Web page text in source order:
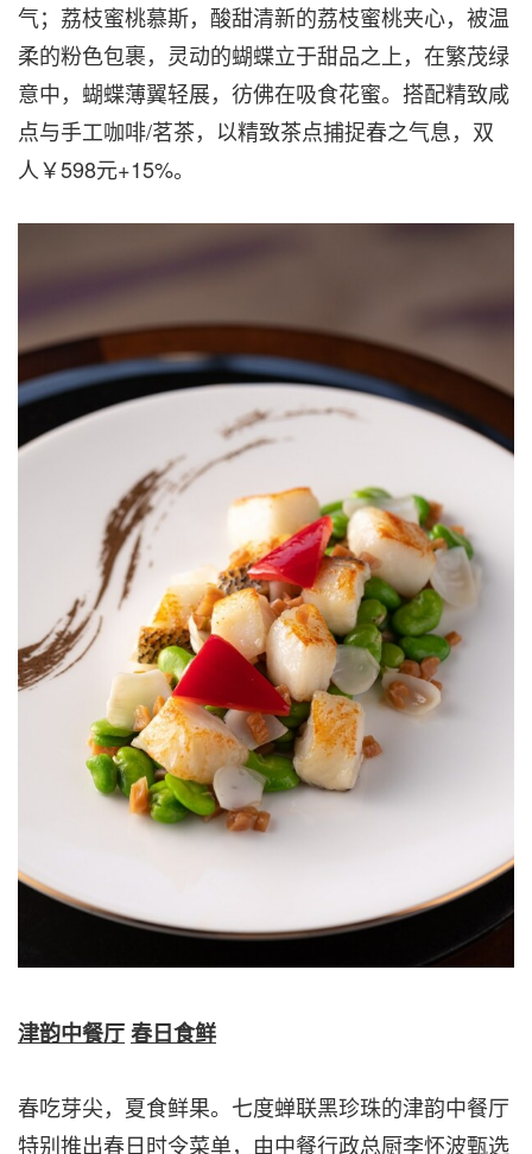
气；荔枝蜜桃慕斯，酸甜清新的荔枝蜜桃夹心，被温
柔的粉色包裹，灵动的蝴蝶立于甜品之上，在繁茂绿
意中，蝴蝶薄翼轻展，彷佛在吸食花蜜。搭配精致咸
点与手工咖啡/茗茶，以精致茶点捕捉春之气息，双
人￥598元+15%。
津韵中餐厅春日食鲜
春吃芽尖，夏食鲜果。七度蝉联黑珍珠的津韵中餐厅
特别推出春日时令菜单，由中餐行政总厨李怀波甄选